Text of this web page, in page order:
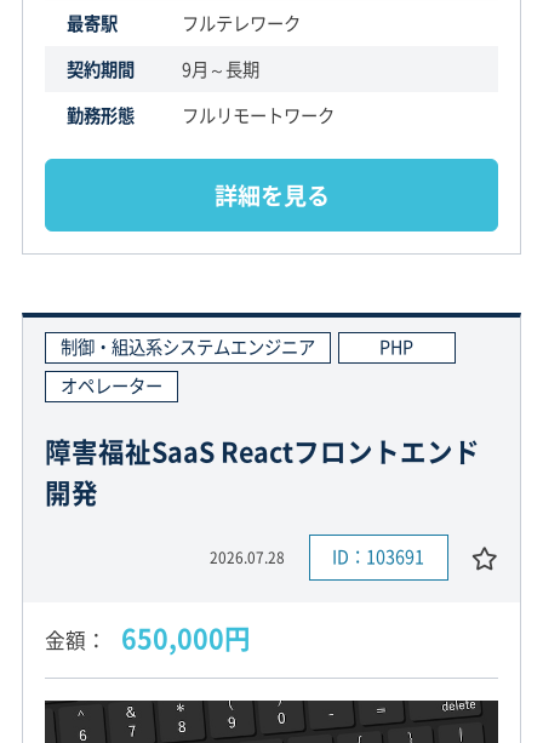
最寄駅
フルテレワーク
契約期間
9月～長期
勤務形態
フルリモートワーク
詳細を見る
制御・組込系システムエンジニア
PHP
オペレーター
障害福祉SaaS Reactフロントエンド
開発
2026.07.28 ID：103691
金額 650,000円